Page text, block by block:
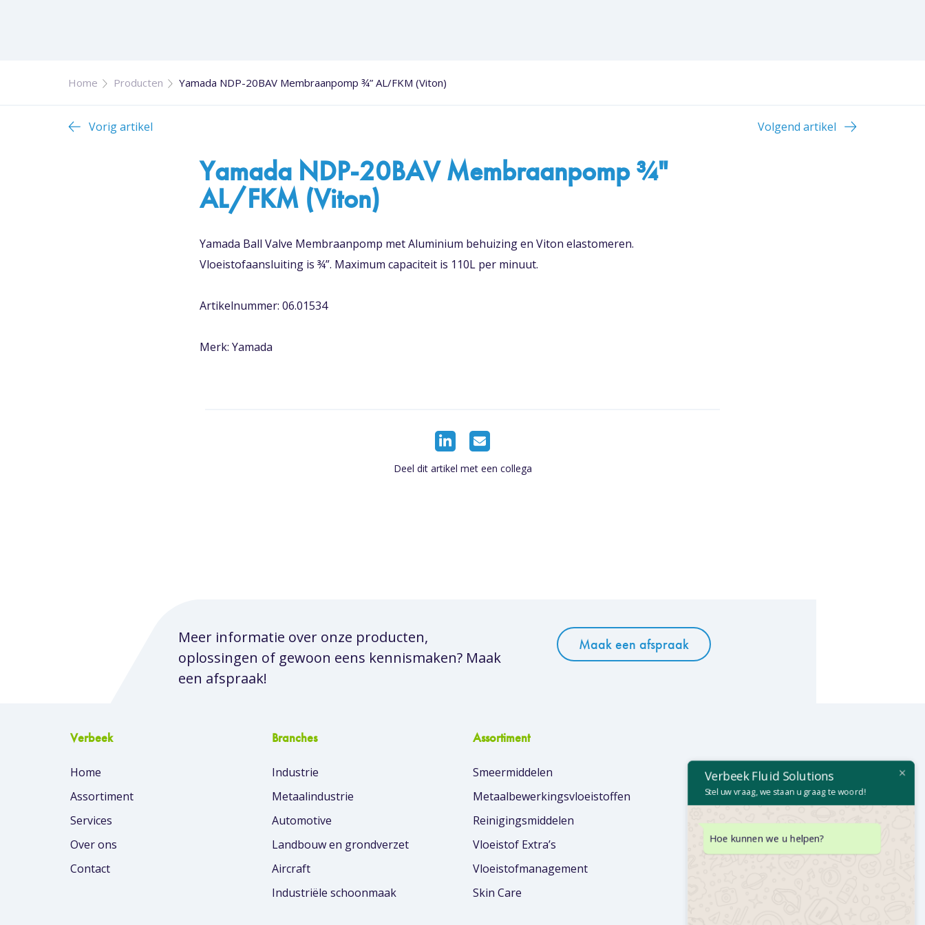
Home Producten Yamada NDP-20BAV Membraanpomp ¾” AL/FKM (Viton)
Vorig artikel Volgend artikel
Yamada NDP-20BAV Membraanpomp ¾"
AL/FKM (Viton)
Yamada Ball Valve Membraanpomp met Aluminium behuizing en Viton elastomeren.
Vloeistofaansluiting is ¾”. Maximum capaciteit is 110L per minuut.
Artikelnummer: 06.01534
Merk: Yamada
Deel dit artikel met een collega
Meer informatie over onze producten,
oplossingen of gewoon eens kennismaken? Maak
een afspraak!
Maak een afspraak
Verbeek
Home
Assortiment
Services
Over ons
Contact
Branches
Industrie
Metaalindustrie
Automotive
Landbouw en grondverzet
Aircraft
Industriële schoonmaak
Assortiment
Smeermiddelen
Metaalbewerkingsvloeistoffen
Reinigingsmiddelen
Vloeistof Extra’s
Vloeistofmanagement
Skin Care
Verbeek Fluid Solutions
Stel uw vraag, we staan u graag te woord!
Hoe kunnen we u helpen?